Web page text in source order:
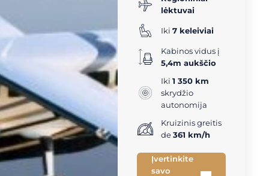
lėktuvai
Iki 7 keleiviai
Kabinos vidus į
5,4m aukščio
Iki 1 350 km
skrydžio
autonomija
Kruizinis greitis
de361 km/h
Įvertinkite
savo